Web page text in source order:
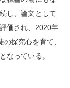
し、論文として
価され、2020年
探究心を育て、
なっている。